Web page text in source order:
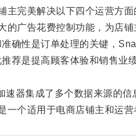
完美解决以下四个运营方面
广告花费控制功能，为店铺
性是订单处理的关键，
是提高顾客体验和销售业绩
集成了多个数据来源的信
个适用于电商店铺主和运营